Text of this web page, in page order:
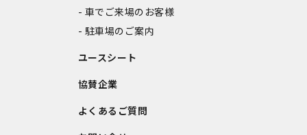
車でご来場のお客様
駐車場のご案内
ユースシート
協賛企業
よくあるご質問